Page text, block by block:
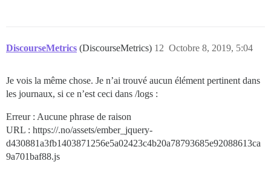
DiscourseMetrics (DiscourseMetrics) Octobre 8, 2019, 5:04
12
Je vois la même chose. Je n’ai trouvé aucun élément pertinent dans
les journaux, si ce n’est ceci dans /logs :
Erreur : Aucune phrase de raison
URL : https://.no/assets/ember_jquery-
d430881a3fb1403871256e5a02423c4b20a78793685e92088613ca
9a701baf88.js